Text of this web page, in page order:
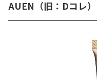
AUEN（旧：Dコレ